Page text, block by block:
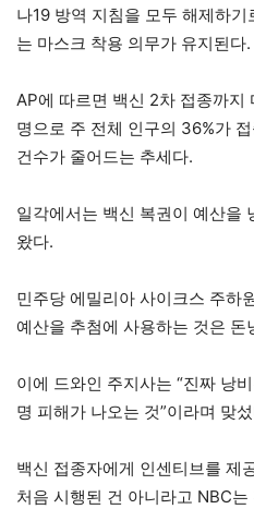
나19 방역 지침을 모두 해제하기
는 마스크 착용 의무가 유지된다.
AP에 따르면 백신 2차 접종까
명으로 주 전체 인구의 36%가
건수가 줄어드는 추세다.
일각에서는 백신 복권이 예산을
왔다.
민주당 에밀리아 사이크스 주하
예산을 추첨에 사용하는 것은 돈
이에 드와인 주지사는 “진짜 낭
명 피해가 나오는 것”이라며 맞
백신 접종자에게 인센티브를 제
처음 시행된 건 아니라고 NBC는